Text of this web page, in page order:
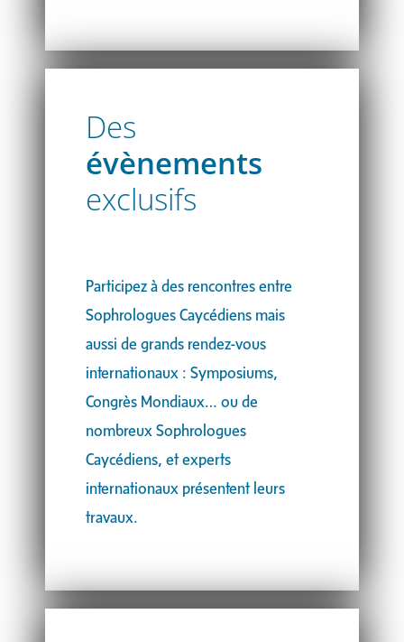
Des
évènements
exclusifs
Participez à des rencontres entre
Sophrologues Caycédiens mais
aussi de grands rendez-vous
internationaux : Symposiums,
Congrès Mondiaux… ou de
nombreux Sophrologues
Caycédiens, et experts
internationaux présentent leurs
travaux.